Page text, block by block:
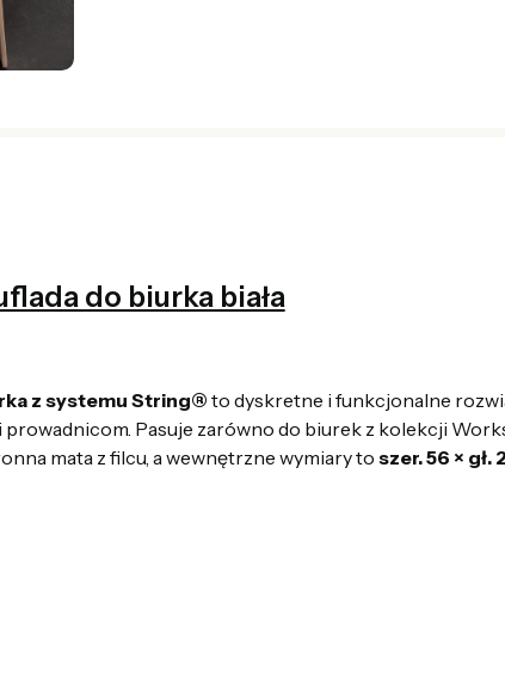
do biurka biała
z systemu String® to dyskretne i funkcjonalne
prowadnicom. Pasuje zarówno do biurek z kolekcji
mata z filcu, a wewnętrzne wymiary to szer. 56 × gł.